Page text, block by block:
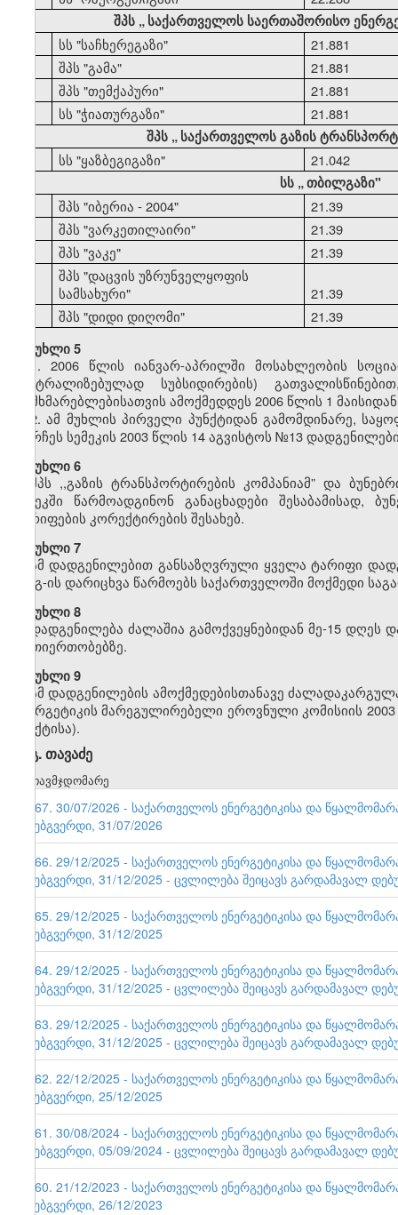
შპს „ საქართველოს საერთაშორისო
სს "საჩხერეგაზი"
21.881
შპს "გამა"
21.881
შპს "თემქაპური"
21.881
სს "ჭიათურგაზი"
21.881
შპს „საქართველოს გაზის
სს "ყაზბეგიგაზი"
21.042
სს „თბილგაზი"
შპს "იბერია - 2004"
21.39
შპს "ვარკეთილაირი"
21.39
შპს "ვაკე" 21.39
შპს "დაცვის უზრუნველყოფის
სამსახური"
21.39
შპს "დიდი დიღომი"
21.39
მუხლი 5
1. 2006 წლის იანვარ-აპრილში მოსახლეობის
ცენტრალიზებულად სუბსიდირების)
მომხმარებლებისათვის ამოქმედდეს 2006 წლის 1
2. ამ მუხლის პირველი პუნქტიდან გამომდინარე,
დარჩეს სემეკის 2003 წლის 14 აგვისტოს №13
მუხლი 6
შპს ,,გაზის ტრანსპორტირების კომპანიამ” და
სემეკში წარმოადგინონ განაცხადები შესაბამისად,
ტარიფების კორექტირების შესახებ.
მუხლი 7
ამ დადგენილებით განსაზღვრული ყველა ტარიფი
დღგ-ის დარიცხვა წარმოებს საქართველოში მოქმედი
მუხლი 8
დადგენილება ძალაშია გამოქვეყნებიდან მე-15
ურთიერთობებზე.
მუხლი 9
ამ დადგენილების ამოქმედებისთანავე
ენერგეტიკის მარეგულირებელი ეროვნული კომისიის
პუნქტისა).
გ. თავაძე
თავმჯდომარე
167. 30/07/2026 - საქართველოს ენერგეტიკისა და
ვებგვერდი, 31/07/2026
166. 29/12/2025 - საქართველოს ენერგეტიკისა და
ვებგვერდი, 31/12/2025 - ცვლილება შეიცავს გარდამავალ
165. 29/12/2025 - საქართველოს ენერგეტიკისა და
ვებგვერდი, 31/12/2025
164. 29/12/2025 - საქართველოს ენერგეტიკისა და
ვებგვერდი, 31/12/2025 - ცვლილება შეიცავს გარდამავალ
163. 29/12/2025 - საქართველოს ენერგეტიკისა და
ვებგვერდი, 31/12/2025 - ცვლილება შეიცავს გარდამავალ
162. 22/12/2025 - საქართველოს ენერგეტიკისა და
ვებგვერდი, 25/12/2025
161. 30/08/2024 - საქართველოს ენერგეტიკისა და
ვებგვერდი, 05/09/2024 - ცვლილება შეიცავს გარდამავალ
160. 21/12/2023 - საქართველოს ენერგეტიკისა და
ვებგვერდი, 26/12/2023